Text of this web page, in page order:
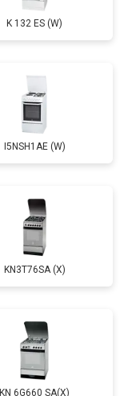
K 132 ES (W)
I5NSH1AE (W)
KN3T76SA (X)
KN 6G660 SA(X)